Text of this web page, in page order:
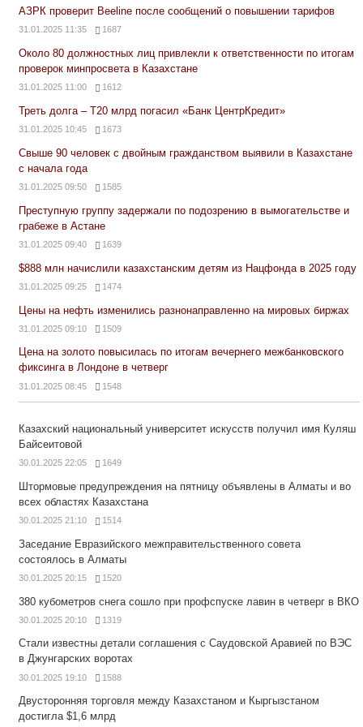
АЗРК проверит Beeline после сообщений о повышении тарифов
31.01.2025 11:35 1687
Около 80 должностных лиц привлекли к ответственности по итогам
проверок минпросвета в Казахстане
31.01.2025 11:00 1612
Треть долга – Т20 млрд погасил «Банк ЦентрКредит»
31.01.2025 10:45 1673
Свыше 90 человек с двойным гражданством выявили в Казахстане
с начала года
31.01.2025 09:50 1585
Преступную группу задержали по подозрению в вымогательстве и
грабеже в Астане
31.01.2025 09:40 1639
$888 млн начислили казахстанским детям из Нацфонда в 2025 году
31.01.2025 09:25 1474
Цены на нефть изменились разнонаправленно на мировых биржах
31.01.2025 09:10 1509
Цена на золото повысилась по итогам вечернего межбанковского
фиксинга в Лондоне в четверг
31.01.2025 08:45 1548
Казахский национальный университет искусств получил имя Куляш
Байсеитовой
30.01.2025 22:05 1649
Штормовые предупреждения на пятницу объявлены в Алматы и во
всех областях Казахстана
30.01.2025 21:10 1514
Заседание Евразийского межправительственного совета
состоялось в Алматы
30.01.2025 20:15 1520
380 кубометров снега сошло при профспуске лавин в четверг в ВКО
30.01.2025 20:10 1319
Стали известны детали соглашения с Саудовской Аравией по ВЭС
в Джунгарских воротах
30.01.2025 19:10 1588
Двусторонняя торговля между Казахстаном и Кыргызстаном
достигла $1,6 млрд